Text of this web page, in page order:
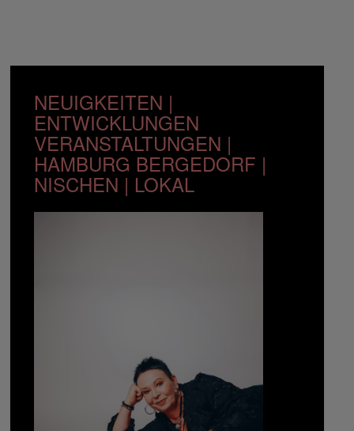
NEUIGKEITEN |
ENTWICKLUNGEN
VERANSTALTUNGEN |
HAMBURG BERGEDORF |
NISCHEN | LOKAL